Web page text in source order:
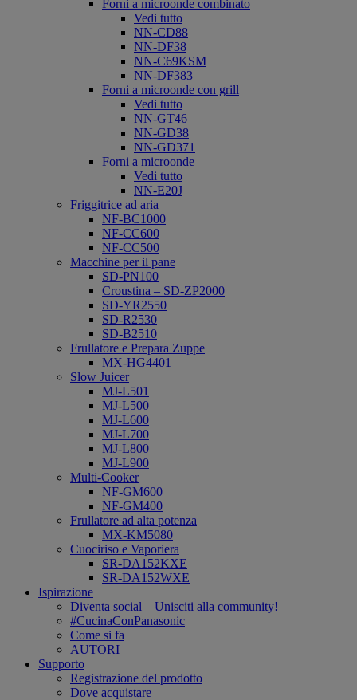
Forni a microonde combinato
Vedi tutto
NN-CD88
NN-DF38
NN-C69KSM
NN-DF383
Forni a microonde con grill
Vedi tutto
NN-GT46
NN-GD38
NN-GD371
Forni a microonde
Vedi tutto
NN-E20J
Friggitrice ad aria
NF-BC1000
NF-CC600
NF-CC500
Macchine per il pane
SD-PN100
Croustina – SD-ZP2000
SD-YR2550
SD-R2530
SD-B2510
Frullatore e Prepara Zuppe
MX-HG4401
Slow Juicer
MJ-L501
MJ-L500
MJ-L600
MJ-L700
MJ-L800
MJ-L900
Multi-Cooker
NF-GM600
NF-GM400
Frullatore ad alta potenza
MX-KM5080
Cuociriso e Vaporiera
SR-DA152KXE
SR-DA152WXE
Ispirazione
Diventa social – Unisciti alla community!
#CucinaConPanasonic
Come si fa
AUTORI
Supporto
Registrazione del prodotto
Dove acquistare